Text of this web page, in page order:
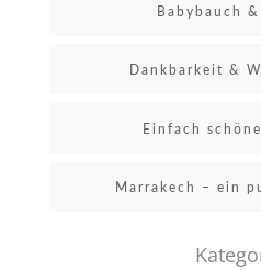
Babybauch
Dankbarkeit &
Einfach
Marrakech – ein